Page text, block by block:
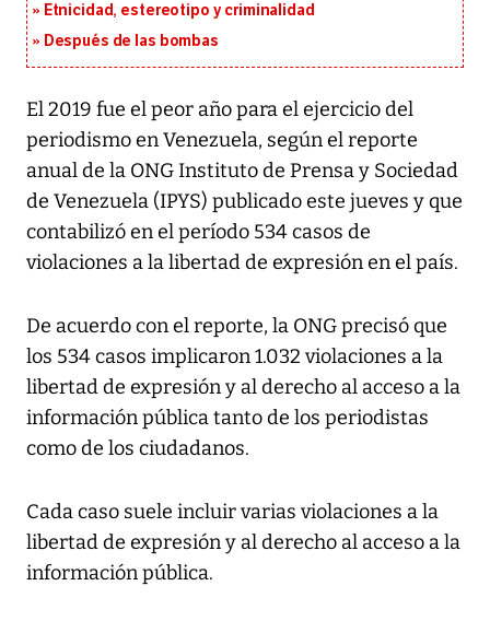
Etnicidad, estereotipo y criminalidad
Después de las bombas
El 2019 fue el peor año para el ejercicio del
periodismo en Venezuela, según el reporte
anual de la ONG Instituto de Prensa y Sociedad
de Venezuela (IPYS) publicado este jueves y que
contabilizó en el período 534 casos de
violaciones a la libertad de expresión en el país.
De acuerdo con el reporte, la ONG precisó que
los 534 casos implicaron 1.032 violaciones a la
libertad de expresión y al derecho al acceso a la
información pública tanto de los periodistas
como de los ciudadanos.
Cada caso suele incluir varias violaciones a la
libertad de expresión y al derecho al acceso a la
información pública.